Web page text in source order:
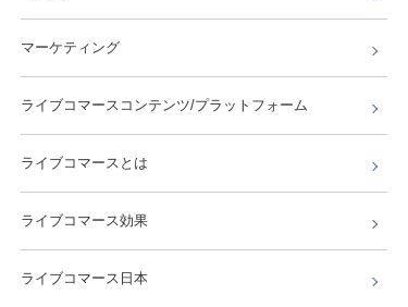
マーケティング
ライブコマースコンテンツ/プラットフォーム
ライブコマースとは
ライブコマース効果
ライブコマース日本